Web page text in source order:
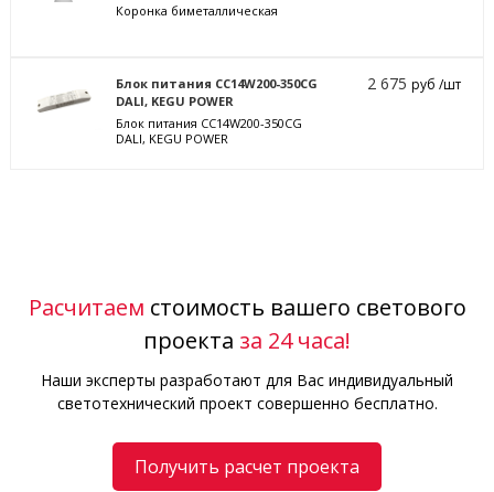
Коронка биметаллическая
Блок питания CC14W200-350CG
DALI, KEGU POWER
Блок питания CC14W200-350CG
DALI, KEGU POWER
2 675руб /шт
Расчитаем стоимость вашего светового
проекта за 24 часа!
Наши эксперты разработают для Вас индивидуальный
светотехнический проект совершенно бесплатно.
Получить расчет проекта